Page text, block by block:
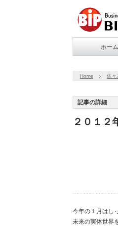
ホーム
Home 佐々
記事の詳細
２０１２
今年の１月はし
未来の実体世界